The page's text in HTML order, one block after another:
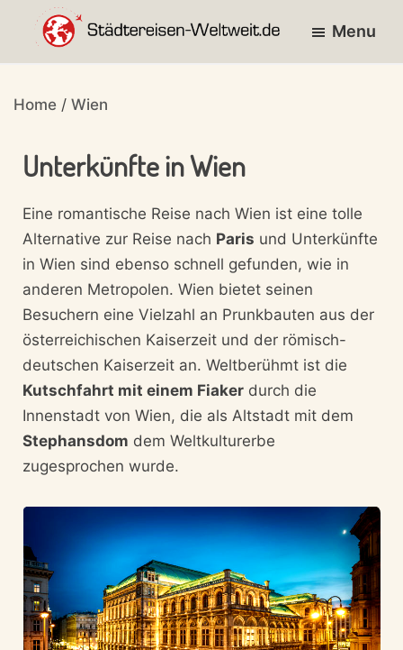
primary
main
footer
WELTWEIT.DE
entdecke
Städte
Welt!
Menu
Home / Wien
Unterkünfte in Wien
Eine romantische Reise nach Wien ist eine tolle
Alternative zur Reise nach Paris und Unterkünfte
in Wien sind ebenso schnell gefunden, wie in
anderen Metropolen. Wien bietet seinen
Besuchern eine Vielzahl an Prunkbauten aus der
österreichischen Kaiserzeit und der römisch-
deutschen Kaiserzeit an. Weltberühmt ist die
Kutschfahrt mit einem Fiaker durch die
Innenstadt von Wien, die als Altstadt mit dem
Stephansdom dem Weltkulturerbe
zugesprochen wurde.